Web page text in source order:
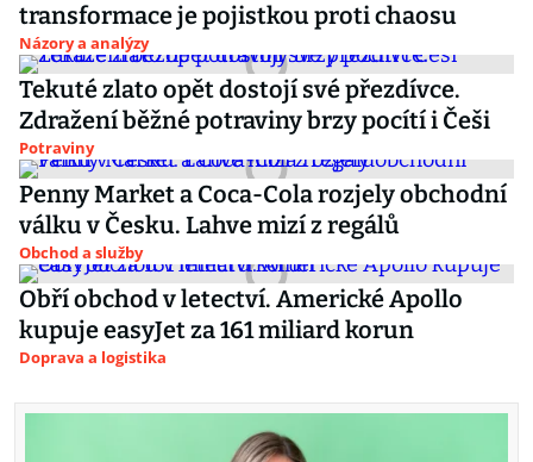
transformace je pojistkou proti chaosu
Názory a analýzy
Tekuté zlato opět dostojí své přezdívce.
Zdražení běžné potraviny brzy pocítí i Češi
Potraviny
Penny Market a Coca-Cola rozjely obchodní
válku v Česku. Lahve mizí z regálů
Obchod a služby
Obří obchod v letectví. Americké Apollo
kupuje easyJet za 161 miliard korun
Doprava a logistika